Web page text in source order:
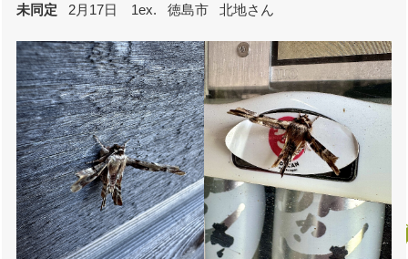
未同定 2月17日 1ex. 徳島市 北地さん